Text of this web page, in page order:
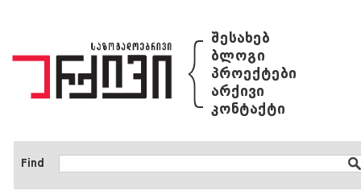
{ შესახებ
ბლოგი
პროექტები
არქივი
კონტაქტი
Find